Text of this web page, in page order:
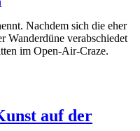
Nachdem sich die eher
Wanderdüne verabschiedet
im Open-Air-Craze.
auf der